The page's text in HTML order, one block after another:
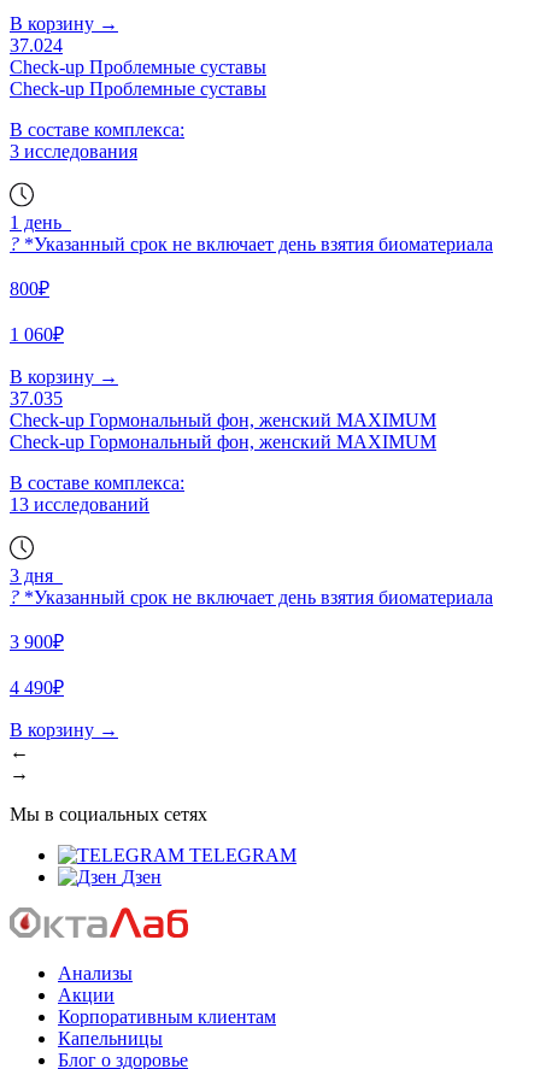
В корзину →
37.024
Check-up Проблемные суставы
Check-up Проблемные суставы
В составе комплекса:
3 исследования
1 день
? *Указанный срок не включает день взятия биоматериала
800₽
1 060₽
В корзину →
37.035
Check-up Гормональный фон, женский MAXIMUM
Check-up Гормональный фон, женский MAXIMUM
В составе комплекса:
13 исследований
3 дня
? *Указанный срок не включает день взятия биоматериала
3 900₽
4 490₽
В корзину →
←
→
Мы в социальных сетях
TELEGRAM
Дзен
Анализы
Акции
Корпоративным клиентам
Капельницы
Блог о здоровье